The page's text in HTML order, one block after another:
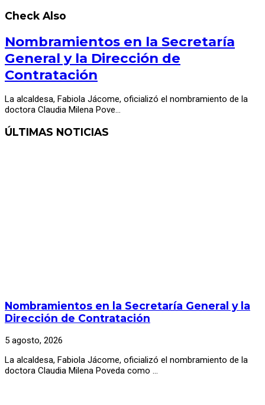
Check Also
Nombramientos en la Secretaría
General y la Dirección de
Contratación
La alcaldesa, Fabiola Jácome, oficializó el nombramiento de la
doctora Claudia Milena Pove…
ÚLTIMAS NOTICIAS
Nombramientos en la Secretaría General y la
Dirección de Contratación
5 agosto, 2026
La alcaldesa, Fabiola Jácome, oficializó el nombramiento de la
doctora Claudia Milena Poveda como …